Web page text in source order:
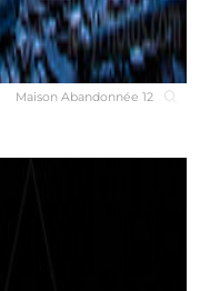
Maison Abandonnée 12